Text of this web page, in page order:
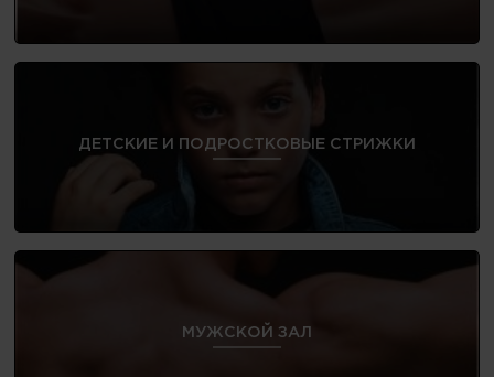
ДЕТСКИЕ И ПОДРОСТКОВЫЕ СТРИЖКИ
МУЖСКОЙ ЗАЛ